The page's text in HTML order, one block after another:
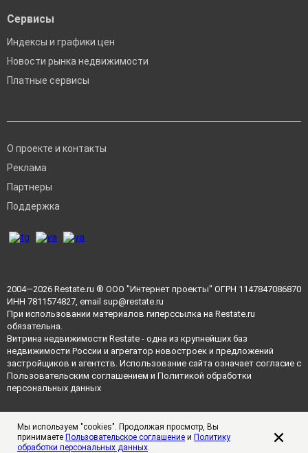
Сервисы
Индексы и графики цен
Новости рынка недвижимости
Платные сервисы
О проекте и контакты
Реклама
Партнеры
Поддержка
2004—2026 Restate.ru ® ООО "Интернет проекты" ОГРН 1147847086870
ИНН 7811574827, email sup@restate.ru
При использовании материалов гиперссылка на Restate.ru
обязательна.
Витрина недвижимости Restate - одна из крупнейших баз
недвижимости России и агрегатор новостроек и предложений
застройщиков и агентств. Использование сайта означает согласие с
Пользовательским соглашением и Политикой обработки
персональных данных
Мы используем "cookies". Продолжая просмотр, Вы
принимаете Пользовательское соглашение и Политику
обработки персональных данных.